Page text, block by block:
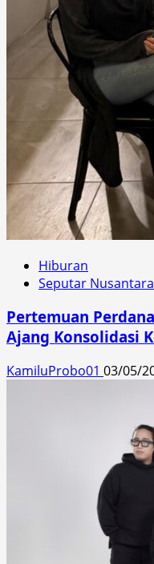
Hiburan
Seputar Nusantara
Pertemuan
Ajang Konsolidasi
KamiluProbo01 03/05/